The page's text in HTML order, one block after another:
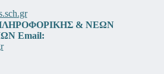
& ΝΕΩΝ
Email: